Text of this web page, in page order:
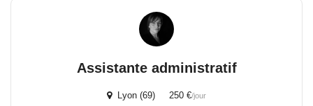
Assistante administratif
Lyon (69) 250 €/jour